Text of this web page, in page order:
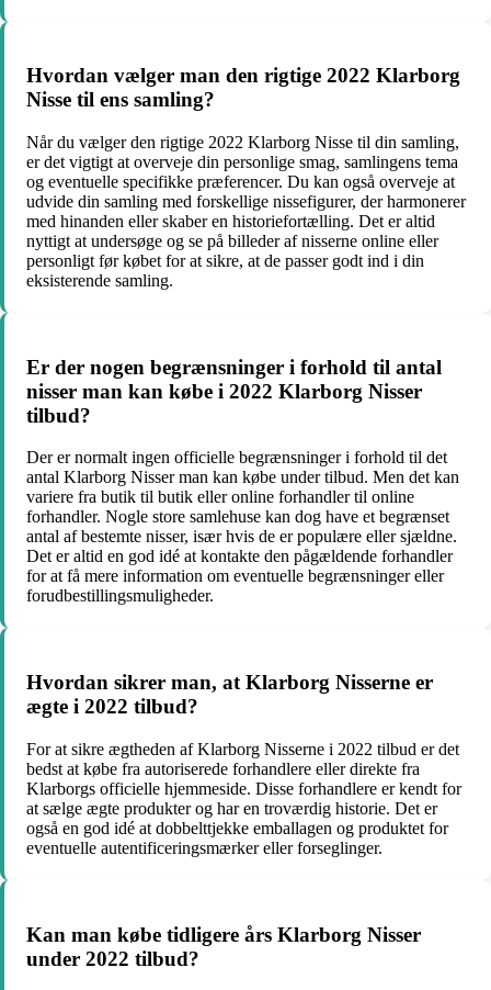
Hvordan vælger man den rigtige 2022 Klarborg
Nisse til ens samling?
Når du vælger den rigtige 2022 Klarborg Nisse til din samling,
er det vigtigt at overveje din personlige smag, samlingens tema
og eventuelle specifikke præferencer. Du kan også overveje at
udvide din samling med forskellige nissefigurer, der harmonerer
med hinanden eller skaber en historiefortælling. Det er altid
nyttigt at undersøge og se på billeder af nisserne online eller
personligt før købet for at sikre, at de passer godt ind i din
eksisterende samling.
Er der nogen begrænsninger i forhold til antal
nisser man kan købe i 2022 Klarborg Nisser
tilbud?
Der er normalt ingen officielle begrænsninger i forhold til det
antal Klarborg Nisser man kan købe under tilbud. Men det kan
variere fra butik til butik eller online forhandler til online
forhandler. Nogle store samlehuse kan dog have et begrænset
antal af bestemte nisser, især hvis de er populære eller sjældne.
Det er altid en god idé at kontakte den pågældende forhandler
for at få mere information om eventuelle begrænsninger eller
forudbestillingsmuligheder.
Hvordan sikrer man, at Klarborg Nisserne er
ægte i 2022 tilbud?
For at sikre ægtheden af Klarborg Nisserne i 2022 tilbud er det
bedst at købe fra autoriserede forhandlere eller direkte fra
Klarborgs officielle hjemmeside. Disse forhandlere er kendt for
at sælge ægte produkter og har en troværdig historie. Det er
også en god idé at dobbelttjekke emballagen og produktet for
eventuelle autentificeringsmærker eller forseglinger.
Kan man købe tidligere års Klarborg Nisser
under 2022 tilbud?